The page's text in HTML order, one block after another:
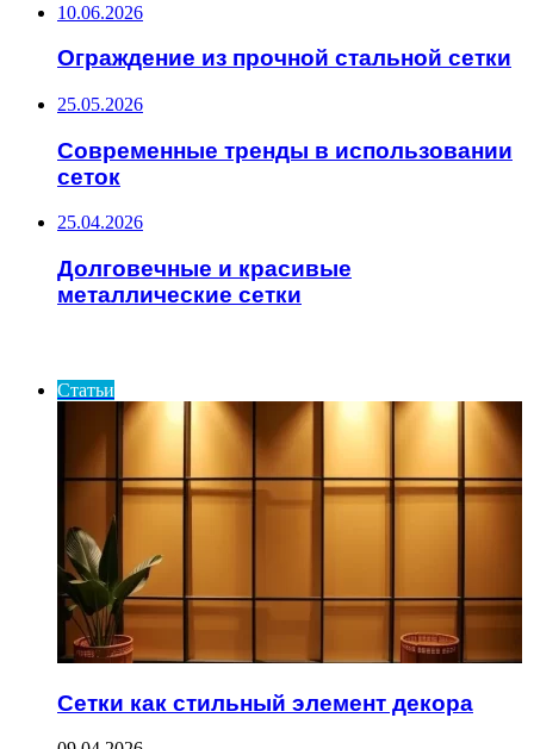
10.06.2026
Ограждение из прочной стальной сетки
25.05.2026
Современные тренды в использовании
сеток
25.04.2026
Долговечные и красивые
металлические сетки
Статьи
Сетки как стильный элемент декора